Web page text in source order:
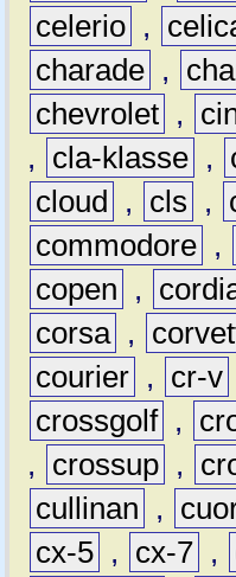
celerio ,
charade ,
chevrolet ,
,
cla-klasse ,
cloud
, cls ,
commodore ,
copen
,
corsa ,
courier , cr-v
crossgolf ,
,
crossup ,
cullinan
,
cx-5 , cx-7 ,